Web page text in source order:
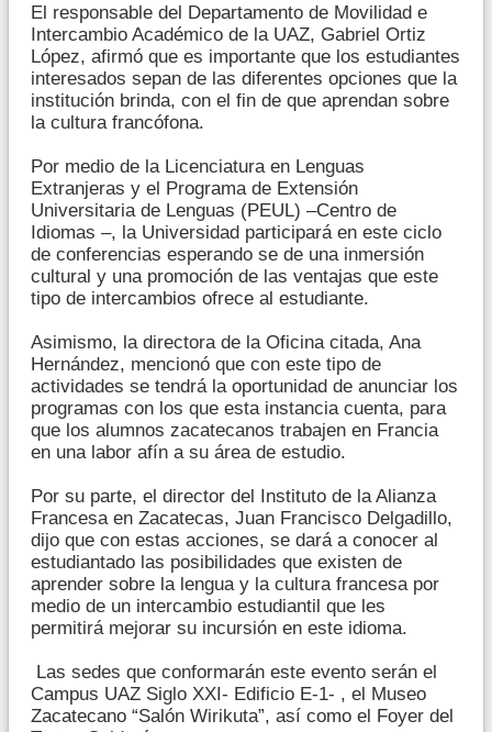
El responsable del Departamento de Movilidad e
Intercambio Académico de la UAZ, Gabriel Ortiz
López, afirmó que es importante que los estudiantes
interesados sepan de las diferentes opciones que la
institución brinda, con el fin de que aprendan sobre
la cultura francófona.
Por medio de la Licenciatura en Lenguas
Extranjeras y el Programa de Extensión
Universitaria de Lenguas (PEUL) –Centro de
Idiomas –, la Universidad participará en este ciclo
de conferencias esperando se de una inmersión
cultural y una promoción de las ventajas que este
tipo de intercambios ofrece al estudiante.
Asimismo, la directora de la Oficina citada, Ana
Hernández, mencionó que con este tipo de
actividades se tendrá la oportunidad de anunciar los
programas con los que esta instancia cuenta, para
que los alumnos zacatecanos trabajen en Francia
en una labor afín a su área de estudio.
Por su parte, el director del Instituto de la Alianza
Francesa en Zacatecas, Juan Francisco Delgadillo,
dijo que con estas acciones, se dará a conocer al
estudiantado las posibilidades que existen de
aprender sobre la lengua y la cultura francesa por
medio de un intercambio estudiantil que les
permitirá mejorar su incursión en este idioma.
Las sedes que conformarán este evento serán el
Campus UAZ Siglo XXI- Edificio E-1- , el Museo
Zacatecano “Salón Wirikuta”, así como el Foyer del